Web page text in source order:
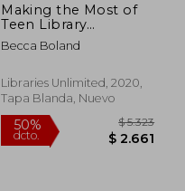
Making the Most of
Teen Library
Volunteers:
Energizing and
(Libraries Unlimited
Professional Guides
Librarians Series) (en
Inglés)
Becca Boland
Libraries Unlimited, 2020,
Tapa Blanda, Nuevo